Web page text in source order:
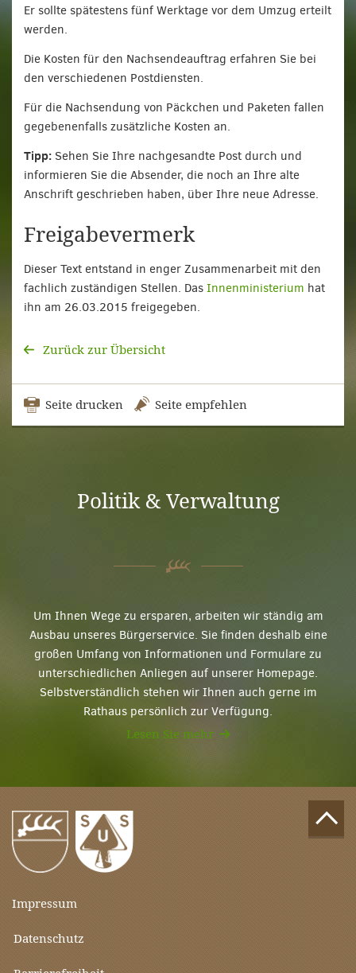
Er sollte spätestens fünf Werktage vor dem Umzug erteilt
werden.
Die Kosten für den Nachsendeauftrag erfahren Sie bei
den verschiedenen Postdiensten.
Für die Nachsendung von Päckchen und Paketen fallen
gegebenenfalls zusätzliche Kosten an.
Tipp: Sehen Sie Ihre nachgesandte Post durch und
informieren Sie die Absender, die noch an Ihre alte
Anschrift geschrieben haben, über Ihre neue Adresse.
Freigabevermerk
Dieser Text entstand in enger Zusammenarbeit mit den
fachlich zuständigen Stellen. Das Innenministerium hat
ihn am 26.03.2015 freigegeben.
Zurück zur Übersicht
Seite drucken Seite empfehlen
Politik & Verwaltung
Um Ihnen Wege zu ersparen, arbeiten wir ständig am
Ausbau unseres Bürgerservice. Sie finden deshalb eine
großen Umfang von Informationen und Formulare zu
unterschiedlichen Anliegen auf unserer Homepage.
Selbstverständlich stehen wir Ihnen auch gerne im
Rathaus persönlich zur Verfügung.
Lesen Sie mehr
Impressum
Datenschutz